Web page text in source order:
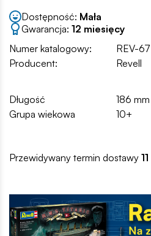
Dostępność: Mała
Gwarancja: 12 miesięcy
Numer katalogowy:
REV-
Producent:
Revell
Długość
186 mm
Grupa wiekowa
10+
Przewidywany termin dostawy